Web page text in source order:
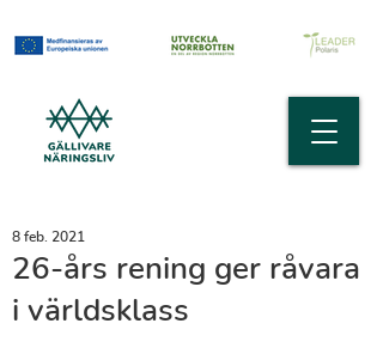
26-års rening ger råvara
i världsklass
8 feb. 2021